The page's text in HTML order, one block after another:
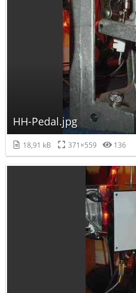
HH-Pedal.jpg
18,91 kB 371×559 136